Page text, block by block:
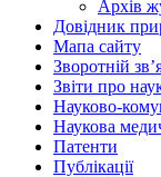
Архів
Довідник
Мапа сайту
Зворотній
Звіти про
Науково-
Наукова
Патенти
Публікації